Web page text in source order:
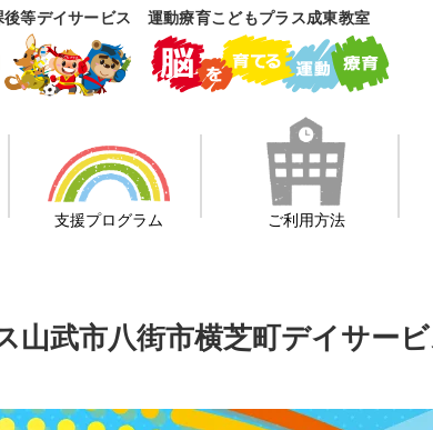
後等デイサービス 運動療育こどもプラス成東教室
支援プログラム ご利用方法
山武市八街市横芝町デイサー